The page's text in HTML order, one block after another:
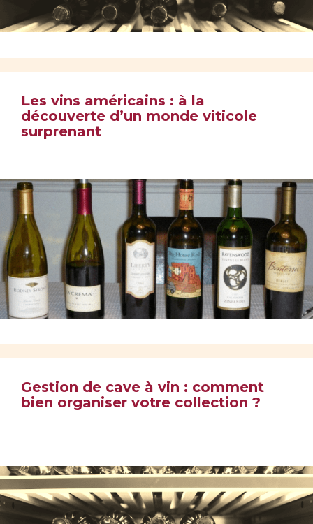
Les vins américains : à la
découverte d’un monde viticole
surprenant
Gestion de cave à vin : comment
bien organiser votre collection ?